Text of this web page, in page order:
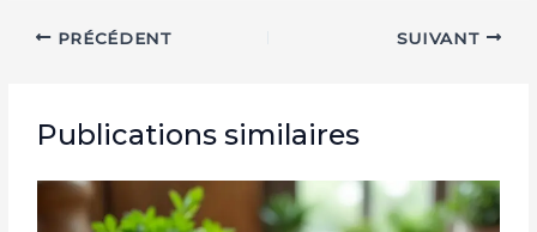
PRÉCÉDENT SUIVANT
Publications similaires